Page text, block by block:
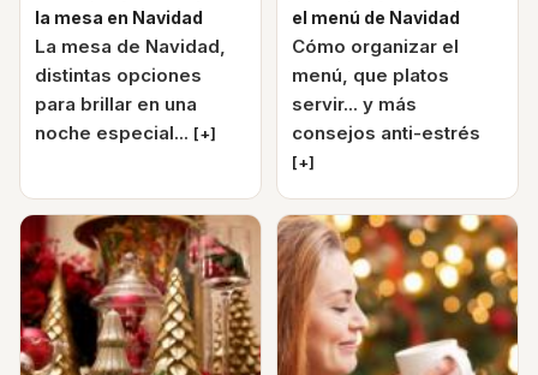
la mesa en Navidad
La mesa de Navidad,
distintas opciones
para brillar en una
noche especial... [+]
el menú de Navidad
Cómo organizar el
menú, que platos
servir... y más
consejos anti-estrés
[+]